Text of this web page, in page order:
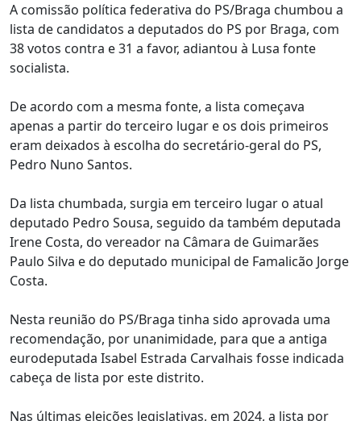
A comissão política federativa do PS/Braga chumbou a
lista de candidatos a deputados do PS por Braga, com
38 votos contra e 31 a favor, adiantou à Lusa fonte
socialista.
De acordo com a mesma fonte, a lista começava
apenas a partir do terceiro lugar e os dois primeiros
eram deixados à escolha do secretário-geral do PS,
Pedro Nuno Santos.
Da lista chumbada, surgia em terceiro lugar o atual
deputado Pedro Sousa, seguido da também deputada
Irene Costa, do vereador na Câmara de Guimarães
Paulo Silva e do deputado municipal de Famalicão Jorge
Costa.
Nesta reunião do PS/Braga tinha sido aprovada uma
recomendação, por unanimidade, para que a antiga
eurodeputada Isabel Estrada Carvalhais fosse indicada
cabeça de lista por este distrito.
Nas últimas eleições legislativas, em 2024, a lista por